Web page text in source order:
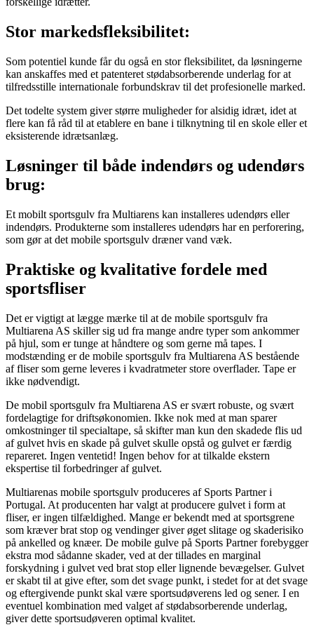
Stor markedsfleksibilitet:
Som potentiel kunde får du også en stor fleksibilitet, da løsningerne
kan anskaffes med et patenteret stødabsorberende underlag for at
tilfredsstille internationale forbundskrav til det profesionelle marked.
Det todelte system giver større muligheder for alsidig idræt, idet at
flere kan få råd til at etablere en bane i tilknytning til en skole eller et
eksisterende idrætsanlæg.
Løsninger til både indendørs og udendørs
brug:
Et mobilt sportsgulv fra Multiarens kan installeres udendørs eller
indendørs. Produkterne som installeres udendørs har en perforering,
som gør at det mobile sportsgulv dræner vand væk.
Praktiske og kvalitative fordele med
sportsfliser
Det er vigtigt at lægge mærke til at de mobile sportsgulv fra
Multiarena AS skiller sig ud fra mange andre typer som ankommer
på hjul, som er tunge at håndtere og som gerne må tapes. I
modstænding er de mobile sportsgulv fra Multiarena AS bestående
af fliser som gerne leveres i kvadratmeter store overflader. Tape er
ikke nødvendigt.
De mobil sportsgulv fra Multiarena AS er svært robuste, og svært
fordelagtige for driftsøkonomien. Ikke nok med at man sparer
omkostninger til specialtape, så skifter man kun den skadede flis ud
af gulvet hvis en skade på gulvet skulle opstå og gulvet er færdig
repareret. Ingen ventetid! Ingen behov for at tilkalde ekstern
ekspertise til forbedringer af gulvet.
Multiarenas mobile sportsgulv produceres af Sports Partner i
Portugal. At producenten har valgt at producere gulvet i form at
fliser, er ingen tilfældighed. Mange er bekendt med at sportsgrene
som kræver brat stop og vendinger giver øget slitage og skaderisiko
på ankelled og knæer. De mobile gulve på Sports Partner forebygger
ekstra mod sådanne skader, ved at der tillades en marginal
forskydning i gulvet ved brat stop eller lignende bevægelser. Gulvet
er skabt til at give efter, som det svage punkt, i stedet for at det svage
og eftergivende punkt skal være sportsudøverens led og sener. I en
eventuel kombination med valget af stødabsorberende underlag,
giver dette sportsudøveren optimal kvalitet.